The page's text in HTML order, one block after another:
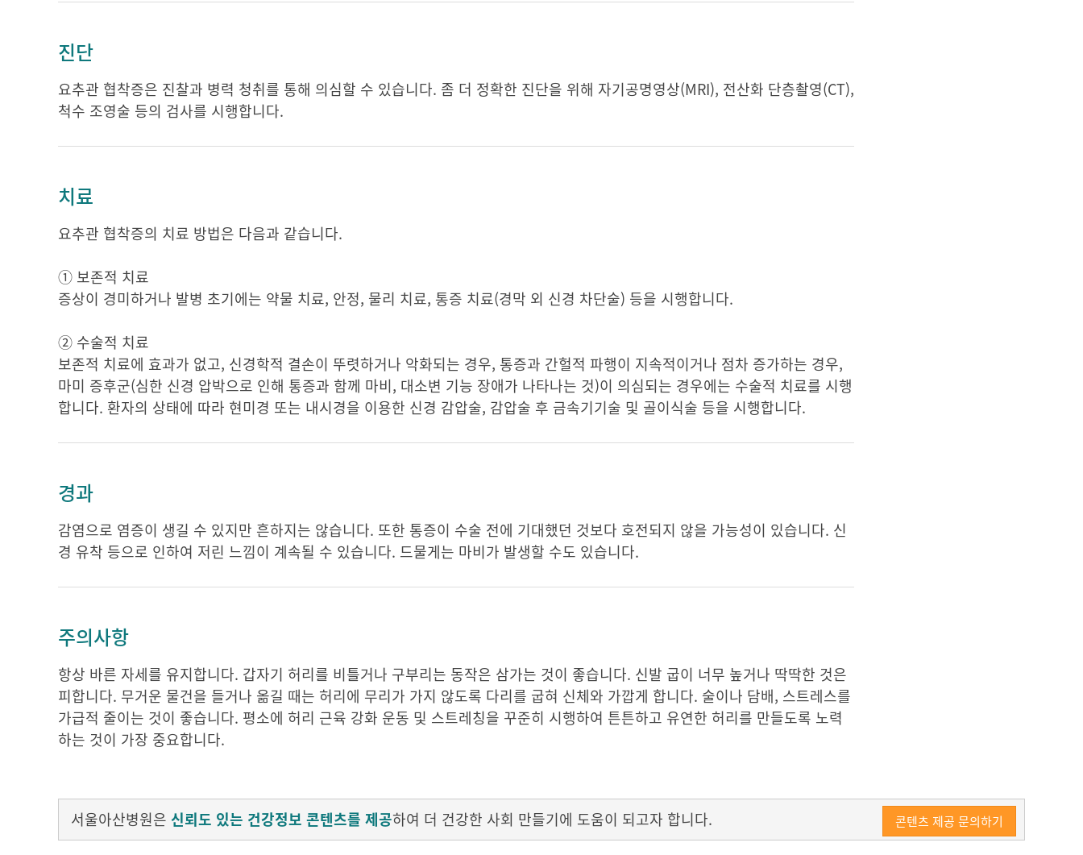
진단
요추관 협착증은 진찰과 병력 청취를 통해 의심할 수 있습니다. 좀 더 정확한 진단을 위해 자기공명영상(MRI), 전산화 단층촬영(CT),
척수 조영술 등의 검사를 시행합니다.
치료
요추관 협착증의 치료 방법은 다음과 같습니다.
① 보존적 치료
증상이 경미하거나 발병 초기에는 약물 치료, 안정, 물리 치료, 통증 치료(경막 외 신경 차단술) 등을 시행합니다.
② 수술적 치료
보존적 치료에 효과가 없고, 신경학적 결손이 뚜렷하거나 악화되는 경우, 통증과 간헐적 파행이 지속적이거나 점차 증가하는 경우,
마미 증후군(심한 신경 압박으로 인해 통증과 함께 마비, 대소변 기능 장애가 나타나는 것)이 의심되는 경우에는 수술적 치료를 시행
합니다. 환자의 상태에 따라 현미경 또는 내시경을 이용한 신경 감압술, 감압술 후 금속기기술 및 골이식술 등을 시행합니다.
경과
감염으로 염증이 생길 수 있지만 흔하지는 않습니다. 또한 통증이 수술 전에 기대했던 것보다 호전되지 않을 가능성이 있습니다. 신
경 유착 등으로 인하여 저린 느낌이 계속될 수 있습니다. 드물게는 마비가 발생할 수도 있습니다.
주의사항
항상 바른 자세를 유지합니다. 갑자기 허리를 비틀거나 구부리는 동작은 삼가는 것이 좋습니다. 신발 굽이 너무 높거나 딱딱한 것은
피합니다. 무거운 물건을 들거나 옮길 때는 허리에 무리가 가지 않도록 다리를 굽혀 신체와 가깝게 합니다. 술이나 담배, 스트레스를
가급적 줄이는 것이 좋습니다. 평소에 허리 근육 강화 운동 및 스트레칭을 꾸준히 시행하여 튼튼하고 유연한 허리를 만들도록 노력
하는 것이 가장 중요합니다.
서울아산병원은 신뢰도 있는 건강정보 콘텐츠를 제공하여 더 건강한 사회 만들기에 도움이 되고자 합니다. 콘텐츠 제공 문의하기